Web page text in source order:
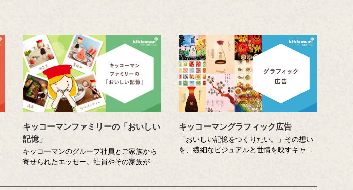
キッコーマンファミリーの「おいしい
記憶」
キッコーマンのグループ社員とご家族から
寄せられたエッセー。社員やその家族が自
キッコーマングラフィック広告
「おいしい記憶をつくりたい。」その想い
を、繊細なビジュアルと世情を映すキャッ